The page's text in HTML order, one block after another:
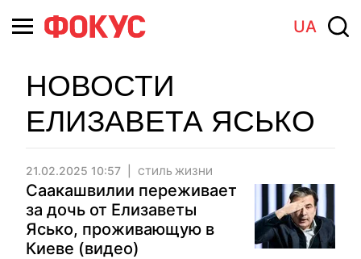
UA
НОВОСТИ
ЕЛИЗАВЕТА ЯСЬКО
21.02.2025 10:57 СТИЛЬ ЖИЗНИ
Саакашвилии переживает
за дочь от Елизаветы
Ясько, проживающую в
Киеве (видео)